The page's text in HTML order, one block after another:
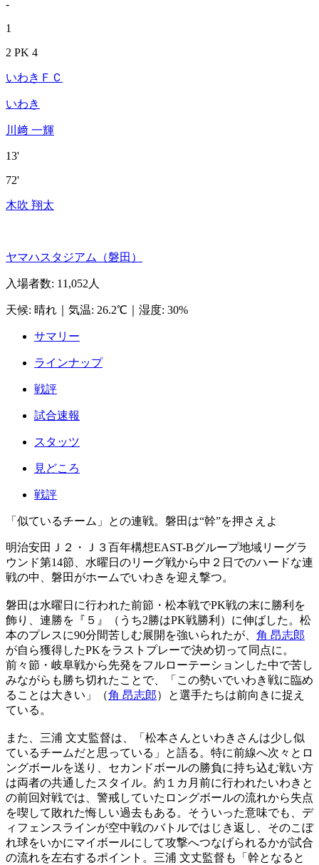
-
1
2 PK 4
いわきＦＣ
いわき
川﨑 一輝
13'
72'
木吹 翔太
ヤマハスタジアム（磐田）
入場者数: 11,052人
天候: 晴れ 気温: 26.2℃ 湿度: 30%
サマリー
ラインナップ
戦評
試合速報
スタッツ
見どころ
戦評
「似ているチーム」との連戦。磐田は“幹”を押さえよ
明治安田Ｊ２・Ｊ３百年構想EAST-Bグループ地域リーグラ
ウンド第14節、水曜日のリーグ戦から中２日でのハードな連
戦の中、磐田がホームでいわきを迎え撃つ。
磐田は水曜日に行われた前節・松本戦でPK戦の末に勝利を
飾り、連勝を『５』（うち2勝はPK戦勝利）に伸ばした。松
本のプレスに90分間苦しむ展開を強いられたが、 角 昂志郎
が自ら獲得したPKをラストプレーで決め切って同点に。
前々節・岐阜戦から先発をフルローテーションした中で苦し
みながらも勝ち切れたことで、「この勢いでいわき戦に臨め
ることは大きい」（角 昂志郎）と選手たちは前向きに捉え
ている。
また、三浦 文丈監督は、「松本さんといわきさんは少し似
ているチームだと思っている」と語る。特に前線へ次々とロ
ングボールを送り、セカンドボールの勝負に持ち込む戦い方
は両者の共通したスタイル。約１カ月前に行われたいわきと
の前回対戦では、警戒していたロングボールの流れから失点
を喫して敗れた悔しい過去もある。そういった意味でも、デ
ィフェンスラインが空中戦のバトルではじき返し、そのこぼ
れ球をいかにマイボールにして攻撃へつなげられるかが試合
の流れを左右するポイント。三浦 文丈監督も「幹となると